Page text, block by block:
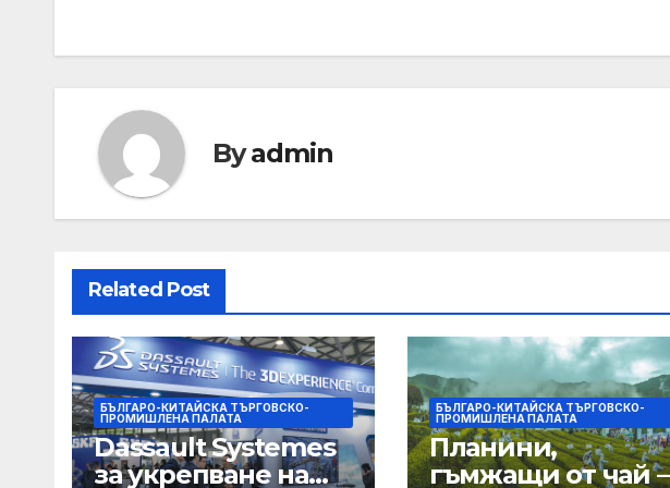
Byadmin
Related Post
БЪЛГАРО-КИТАЙСКА ТЪРГОВСКО-
ПРОМИШЛЕНА ПАЛАТА
Dassault Systemes
за укрепване на
БЪЛГАРО-КИТАЙСКА ТЪРГОВСКО-
ПРОМИШЛЕНА ПАЛАТА
Планини,
гъмжащи от чай –